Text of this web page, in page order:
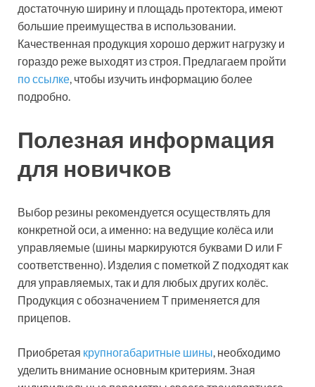
достаточную ширину и площадь протектора, имеют
большие преимущества в использовании.
Качественная продукция хорошо держит нагрузку и
гораздо реже выходят из строя. Предлагаем пройти
по ссылке , чтобы изучить информацию более
подробно.
Полезная информация
для новичков
Выбор резины рекомендуется осуществлять для
конкретной оси, а именно: на ведущие колёса или
управляемые (шины маркируются буквами D или F
соответственно). Изделия с пометкой Z подходят как
для управляемых, так и для любых других колёс.
Продукция с обозначением Т применяется для
прицепов.
Приобретая крупногабаритные шины, необходимо
уделить внимание основным критериям. Зная